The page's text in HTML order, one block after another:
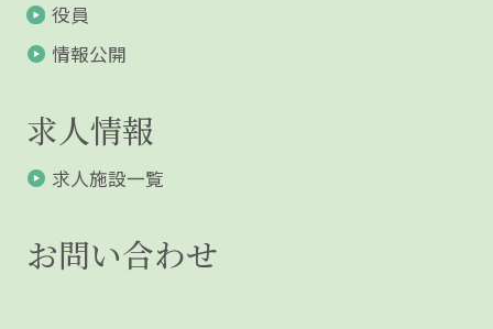
役員
情報公開
求人情報
求人施設一覧
お問い合わせ